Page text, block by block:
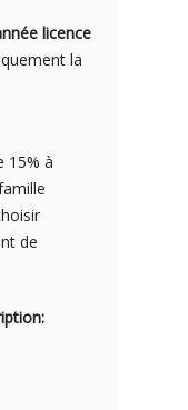
licence
la
15% à
de